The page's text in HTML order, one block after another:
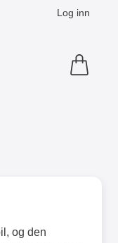
Log inn
og den